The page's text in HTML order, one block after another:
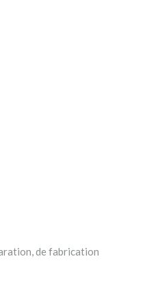
de fabrication